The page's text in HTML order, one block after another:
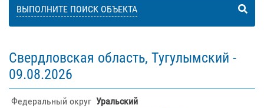
ВЫПОЛНИТЕ ПОИСК ОБЪЕКТА
Свердловская область, Тугулымский -
09.08.2026
Федеральный округ Уральский